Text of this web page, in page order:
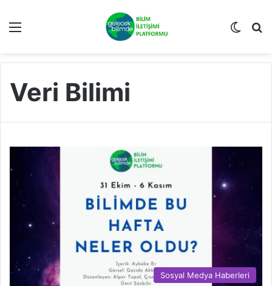
Dış
Veri Bilimi
Sosyal Medya Haberleri